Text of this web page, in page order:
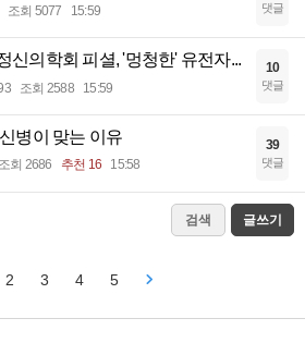
조회 5077 15:59 댓글
신의학회 피셜, '멍청한' 유전자...
조회 2588 15:59
10
댓글
병이 맞는 이유
조회 2686 추천 16 15:58
39
댓글
검색 글쓰기
2 3 4 5